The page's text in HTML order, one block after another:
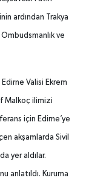
ardından Trakya
ve
Valisi Ekrem
Malkoç ilimizi
için Edirne’ye
akşamlarda Sivil
yer aldılar.
anlatıldı. Kuruma